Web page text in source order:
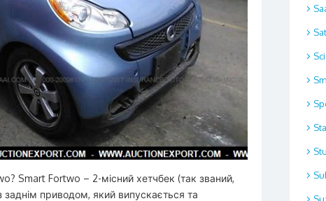
Smart Fortwo – 2-місний хетчбек (так званий,
заднім приводом, який випускається та